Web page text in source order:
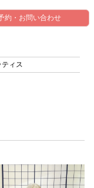
約・お問い合わせ
ィス